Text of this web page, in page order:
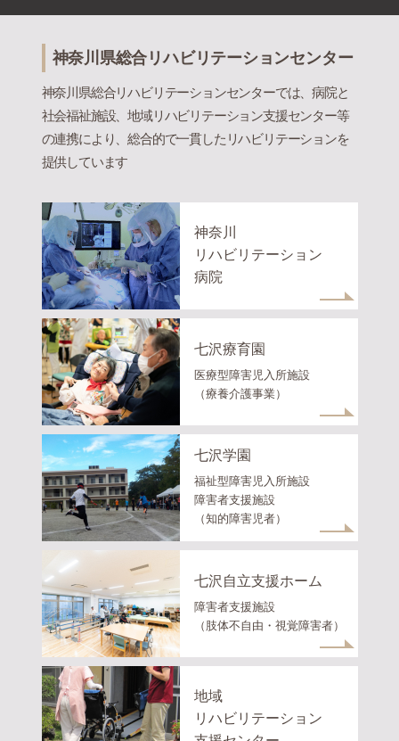
神奈川県総合リハビリテーションセンター
神奈川県総合リハビリテーションセンターでは、病院と
社会福祉施設、地域リハビリテーション支援センター等
の連携により、総合的で一貫したリハビリテーションを
提供しています
神奈川
リハビリテーション
病院
七沢療育園
医療型障害児入所施設
（療養介護事業）
七沢学園
福祉型障害児入所施設
障害者支援施設
（知的障害児者）
七沢自立支援ホーム
障害者支援施設
（肢体不自由・視覚障害者）
地域
リハビリテーション